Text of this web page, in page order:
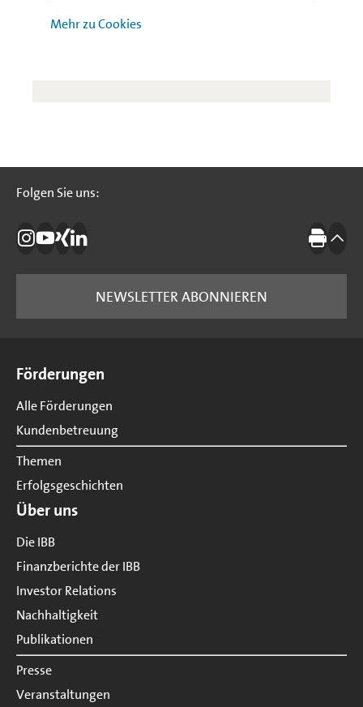
Mehr zu Cookies
Leiter Unternehmenskommunikation
Folgen Sie uns:
Folgen Sie uns:
Die IBB auf Instagram
Die IBB auf YouTube
Die IBB auf Xing
Die IBB auf LinkedIn Drucken
NEWSLETTER ABONNIEREN
Förderungen
Alle Förderungen
Kundenbetreuung
Themen
Erfolgsgeschichten
Über uns
Die IBB
Finanzberichte der IBB
Investor Relations
Nachhaltigkeit
Publikationen
Presse
Veranstaltungen